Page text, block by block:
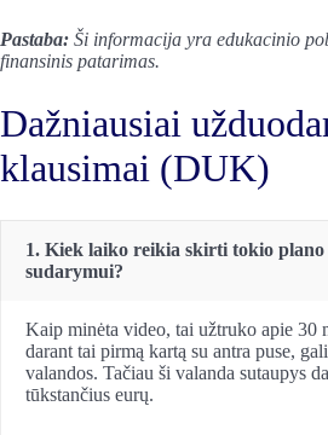
Pastaba: Ši informacija yra edukacinio
finansinis patarimas.
Dažniausiai
klausimai (DUK)
1. Kiek laiko reikia skirti tokio plano
sudarymui?
Kaip minėta video, tai užtruko apie 30
darant tai pirmą kartą su antra puse,
valandos. Tačiau ši valanda sutaupys
tūkstančius eurų.